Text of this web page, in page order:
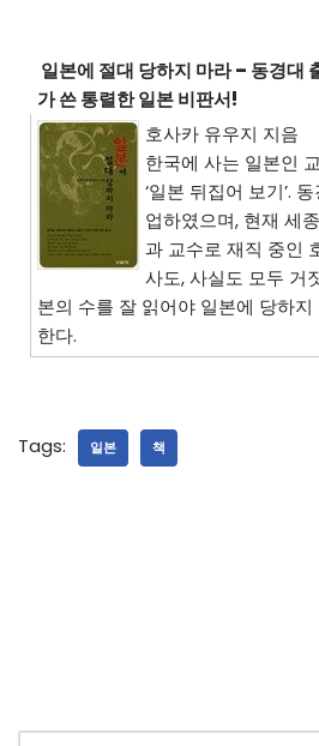
일본에 절대 당하지 마라 – 동경대
가 쓴 통렬한 일본 비판서!
호사카 유우지 지음
한국에 사는 일본인
‘일본 뒤집어 보기’.
업하였으며, 현재 세
과 교수로 재직 중인
사도, 사실도 모두 거
본의 수를 잘 읽어야 일본에 당하
한다.
Tags: 일본 책